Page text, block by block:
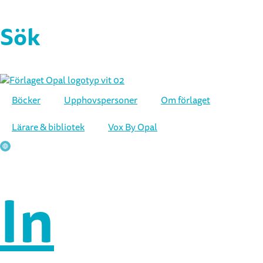
innehåll
Sök
Böcker Upphovspersoner Om förlaget
Lärare & bibliotek Vox By Opal
In